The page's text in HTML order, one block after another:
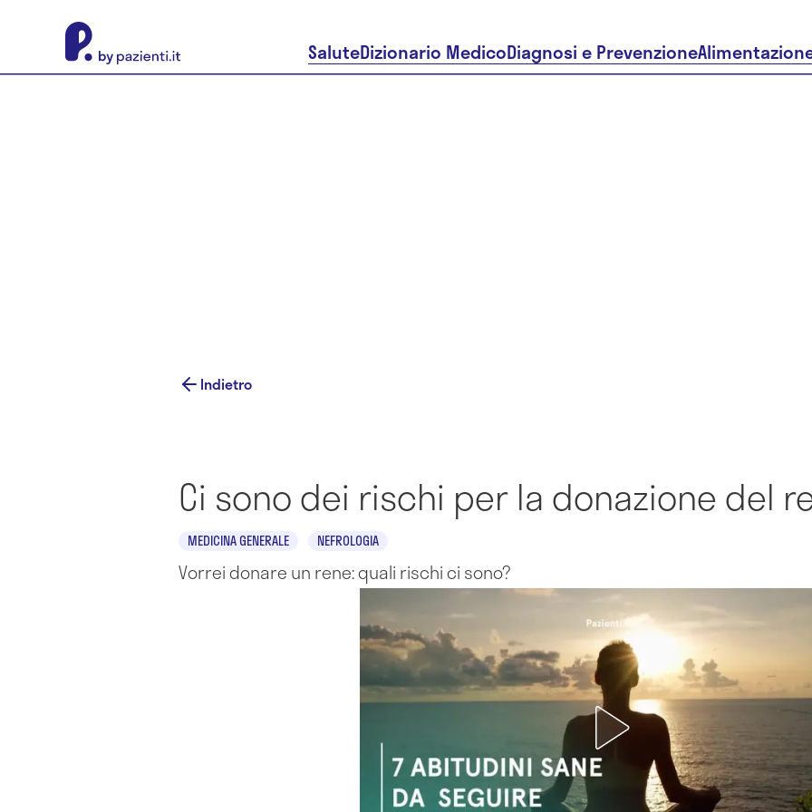
SaluteDizionario MedicoDiagnosi e Prevenzione
Indietro
Ci sono dei rischi per la donazione del
MEDICINA GENERALE NEFROLOGIA
Vorrei donare un rene: quali rischi ci sono?